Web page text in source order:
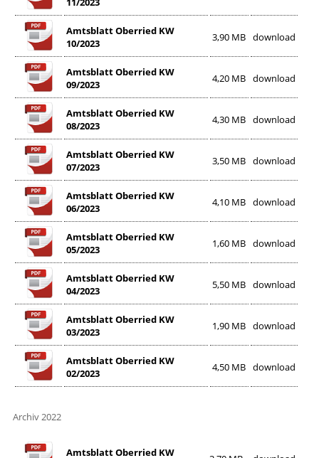
Amtsblatt Oberried KW
10/2023
3,90 MB download
Amtsblatt Oberried KW
09/2023
4,20 MB download
Amtsblatt Oberried KW
08/2023
4,30 MB download
Amtsblatt Oberried KW
07/2023
3,50 MB download
Amtsblatt Oberried KW
06/2023
4,10 MB download
Amtsblatt Oberried KW
05/2023
1,60 MB download
Amtsblatt Oberried KW
04/2023
5,50 MB download
Amtsblatt Oberried KW
03/2023
1,90 MB download
Amtsblatt Oberried KW
02/2023
4,50 MB download
Archiv 2022
Amtsblatt Oberried KW